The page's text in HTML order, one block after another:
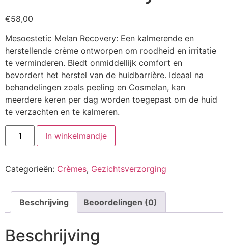
€58,00
Mesoestetic Melan Recovery: Een kalmerende en
herstellende crème ontworpen om roodheid en irritatie
te verminderen. Biedt onmiddellijk comfort en
bevordert het herstel van de huidbarrière. Ideaal na
behandelingen zoals peeling en Cosmelan, kan
meerdere keren per dag worden toegepast om de huid
te verzachten en te kalmeren.
Melan
recovery
aantal
In winkelmandje
Categorieën: Crèmes, Gezichtsverzorging
Beschrijving Beoordelingen (0)
Beschrijving